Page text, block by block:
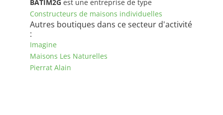
BATIM2G est une entreprise de type
Constructeurs de maisons individuelles
Autres boutiques dans ce secteur d'activité
:
Imagine
Maisons Les Naturelles
Pierrat Alain